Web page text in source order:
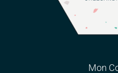
Mon